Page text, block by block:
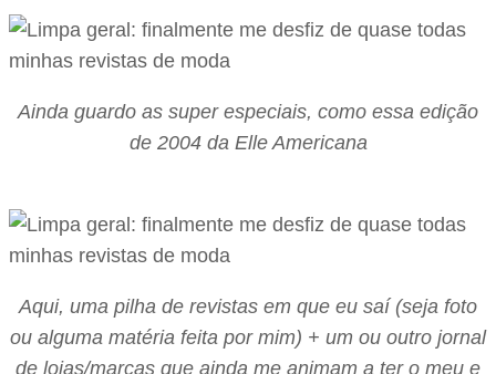
Ainda guardo as super especiais, como essa edição
de 2004 da Elle Americana
Aqui, uma pilha de revistas em que eu saí (seja foto
ou alguma matéria feita por mim) + um ou outro jornal
de lojas/marcas que ainda me animam a ter o meu e